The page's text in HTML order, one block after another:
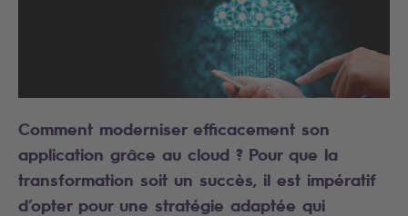
Comment moderniser efficacement son
application grâce au cloud ? Pour que la
transformation soit un succès, il est impératif
d’opter pour une stratégie adaptée qui